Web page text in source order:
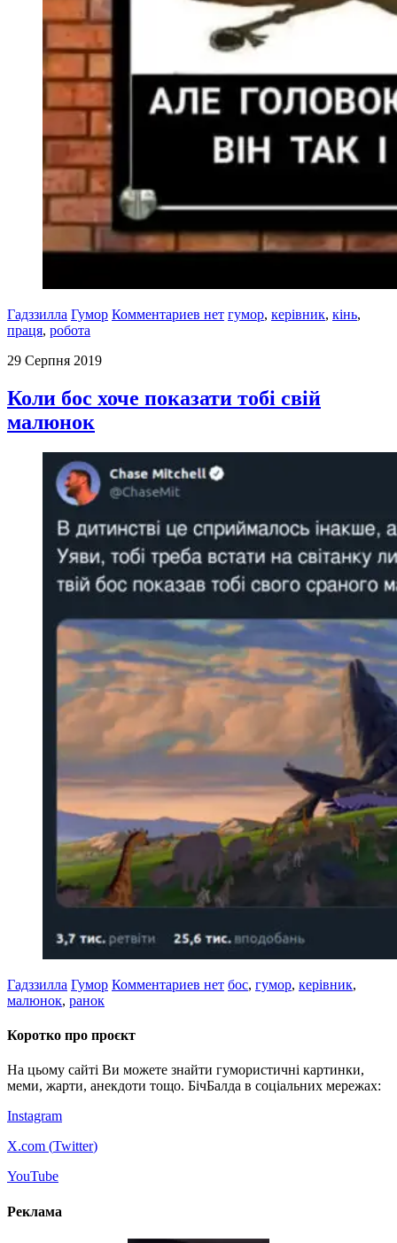
Гадззилла Гумор Комментариев нет гумор, керівник, кінь,
праця, робота
29 Серпня 2019
Коли бос хоче показати тобі свій
малюнок
Гадззилла Гумор Комментариев нет бос, гумор, керівник,
малюнок, ранок
Коротко про проєкт
На цьому сайті Ви можете знайти гумористичні картинки,
меми, жарти, анекдоти тощо. БічБалда в соціальних мережах:
Instagram
X.com (Twitter)
YouTube
Реклама